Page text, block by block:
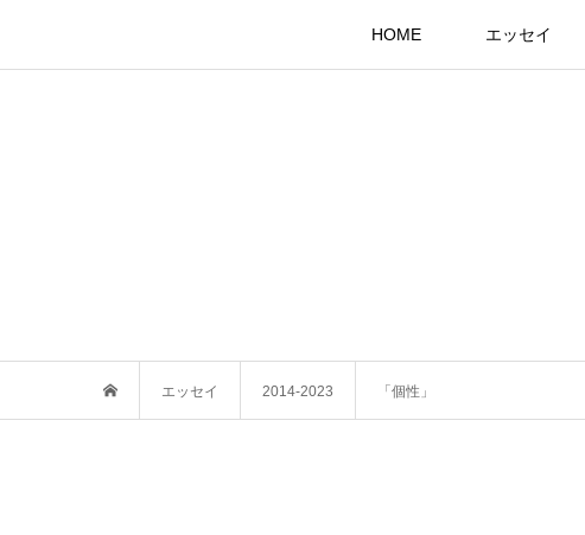
HOME エッセイ
エッセイ 2014-2023 「個性」